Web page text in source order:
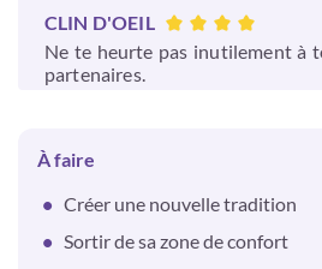
CLIN D'OEIL
Ne te heurte pas inutilement à
partenaires.
À faire
Créer une nouvelle tradition
Sortir de sa zone de confort